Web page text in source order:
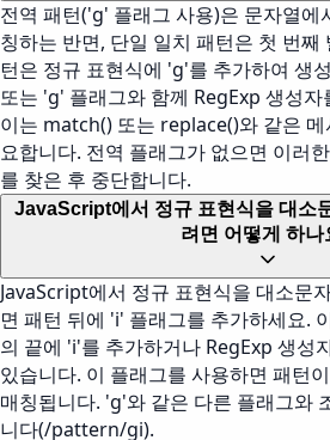
전역 패턴('g' 플래그 사용)은 문자열에
칭하는 반면, 단일 일치 패턴은 첫 번째
턴은 정규 표현식에 'g'를 추가하여 생
또는 'g' 플래그와 함께 RegExp 생성
이는 match() 또는 replace()와 같은
요합니다. 전역 플래그가 없으면 이러
를 찾은 후 중단합니다.
JavaScript에서 정규 표현식을 대소
려면 어떻게 하나
JavaScript에서 정규 표현식을 대소문
면 패턴 뒤에 'i' 플래그를 추가하세요.
의 끝에 'i'를 추가하거나 RegExp 생성
있습니다. 이 플래그를 사용하면 패턴
매칭됩니다. 'g'와 같은 다른 플래그와
니다(/pattern/gi).